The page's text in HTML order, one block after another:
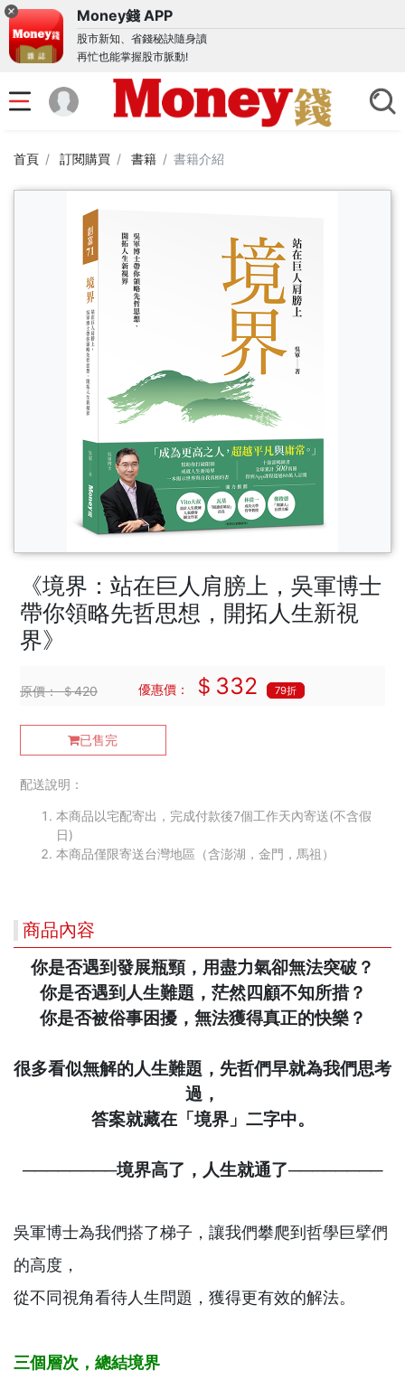
Money錢 APP
股市新知、省錢秘訣隨身讀
再忙也能掌握股市脈動!
首頁 訂閱購買 書籍 書籍介紹
《境界：站在巨人肩膀上，吳軍博士
帶你領略先哲思想，開拓人生新視
界》
原價：＄420 優惠價： ＄332 79折
已售完
配送說明：
本商品以宅配寄出，完成付款後7個工作天內寄送(不含假
日)
本商品僅限寄送台灣地區（含澎湖，金門，馬祖）
商品內容
你是否遇到發展瓶頸，用盡力氣卻無法突破？
你是否遇到人生難題，茫然四顧不知所措？
你是否被俗事困擾，無法獲得真正的快樂？
很多看似無解的人生難題，先哲們早就為我們思考
過，
答案就藏在「境界」二字中。
────────境界高了，人生就通了────────
吳軍博士為我們搭了梯子，讓我們攀爬到哲學巨擘們
的高度，
從不同視角看待人生問題，獲得更有效的解法。
三個層次，總結境界